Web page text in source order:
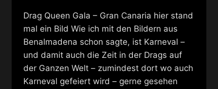
Drag Queen Gala – Gran Canaria hier stand
mal ein Bild Wie ich mit den Bildern aus
Benalmadena schon sagte, ist Karneval –
und damit auch die Zeit in der Drags auf
der Ganzen Welt – zumindest dort wo auch
Karneval gefeiert wird – gerne gesehen